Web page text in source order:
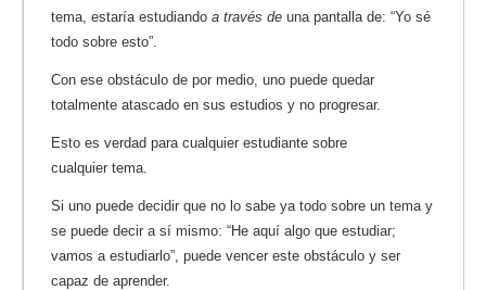
tema, estaría estudiando a través de una pantalla de: “Yo sé
todo sobre esto”.
Con ese obstáculo de por medio, uno puede quedar
totalmente atascado en sus estudios y no progresar.
Esto es verdad para cualquier estudiante sobre
cualquier tema.
Si uno puede decidir que no lo sabe ya todo sobre un tema y
se puede decir a sí mismo: “He aquí algo que estudiar;
vamos a estudiarlo”, puede vencer este obstáculo y ser
capaz de aprender.